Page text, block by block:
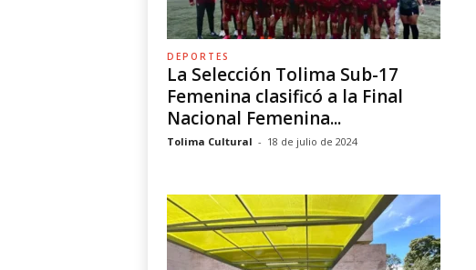
DEPORTES
La Selección Tolima Sub-17
Femenina clasificó a la Final
Nacional Femenina...
Tolima Cultural - 18 de julio de 2024